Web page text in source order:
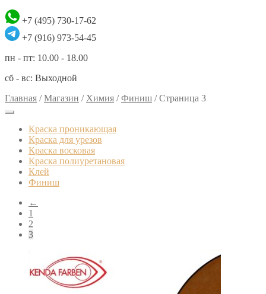
+7 (495) 730-17-62
+7 (916) 973-54-45
пн - пт: 10.00 - 18.00
сб - вс: Выходной
Главная /Магазин / Химия /Финиш /Страница 3
Краска проникающая
Краска для урезов
Краска восковая
Краска полиуретановая
Клей
Финиш
←
1
2
3